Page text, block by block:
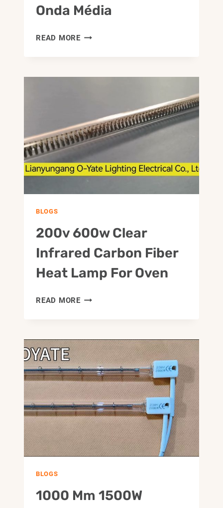
Onda Média
READ MORETUBO
LÂMPADA
DE
AQUECIMENTO
INFRAVERMELHO
DE
ONDA
BLOGS
200v 600w Clear
Infrared Carbon Fiber
Heat Lamp For Oven
READ MORE200V
CARBON
FIBER
HEAT
LAMP
FOR
OVEN
BLOGS
1000 Mm 1500W